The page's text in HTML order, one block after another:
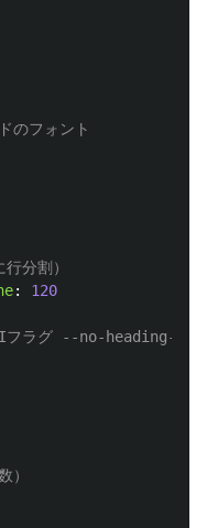
のフォント
分割）
: 120
フラグ --no-heading-
）